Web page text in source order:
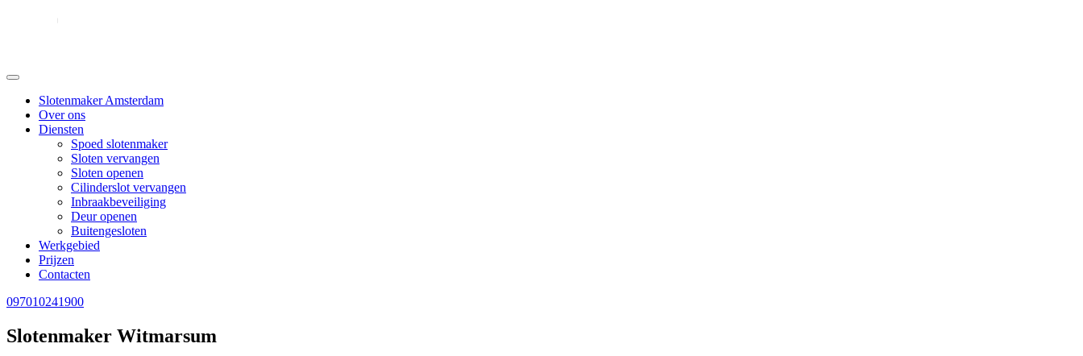
Slotenmaker Amsterdam
Over ons
Diensten
Spoed slotenmaker
Sloten vervangen
Sloten openen
Cilinderslot vervangen
Inbraakbeveiliging
Deur openen
Buitengesloten
Werkgebied
Prijzen
Contacten
097010241900
Slotenmaker Witmarsum